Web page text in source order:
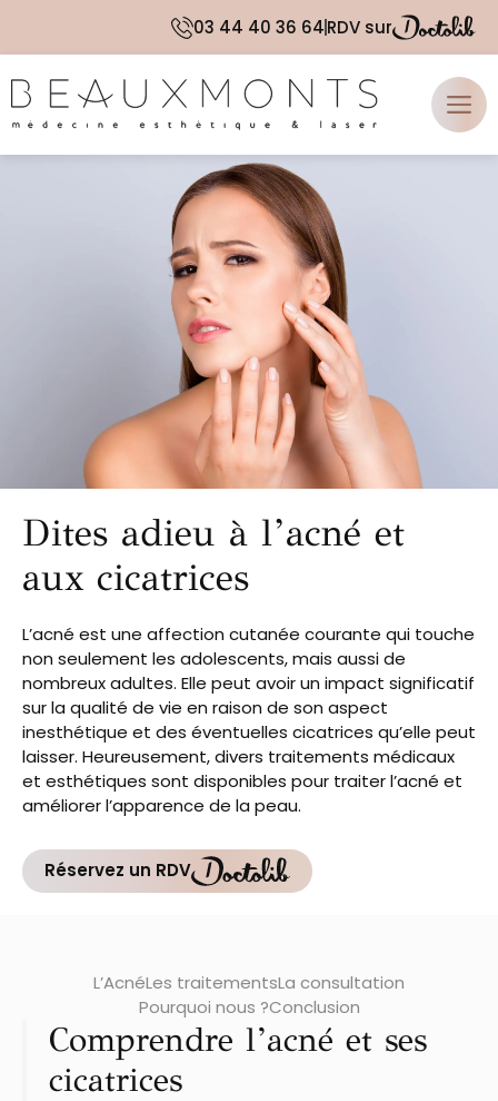
contenu
03 44 40 36 64RDV sur
Dites adieu à l’acné et
aux cicatrices
L’acné est une affection cutanée courante qui touche
non seulement les adolescents, mais aussi de
nombreux adultes. Elle peut avoir un impact significatif
sur la qualité de vie en raison de son aspect
inesthétique et des éventuelles cicatrices qu’elle peut
laisser. Heureusement, divers traitements médicaux
et esthétiques sont disponibles pour traiter l’acné et
améliorer l’apparence de la peau.
Réservez un RDV
L’AcnéLes traitementsLa consultation
Pourquoi nous ?Conclusion
Comprendre l’acné et ses
cicatrices